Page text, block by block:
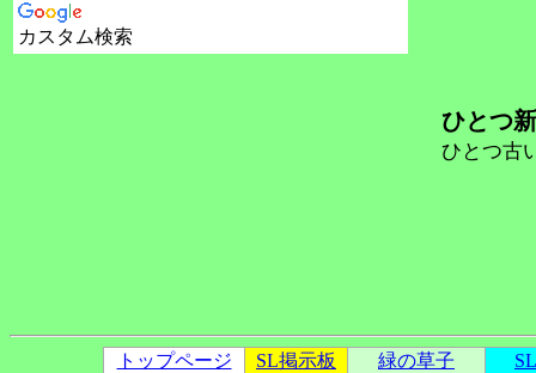
カスタム検索
ひとつ
ひとつ古
トップページ SL掲示板 緑の草子